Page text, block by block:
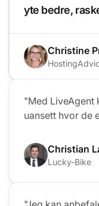
yte bedre,
Christine
"Med LiveAgent
uansett hvor de
Christian
Lucky-Bike